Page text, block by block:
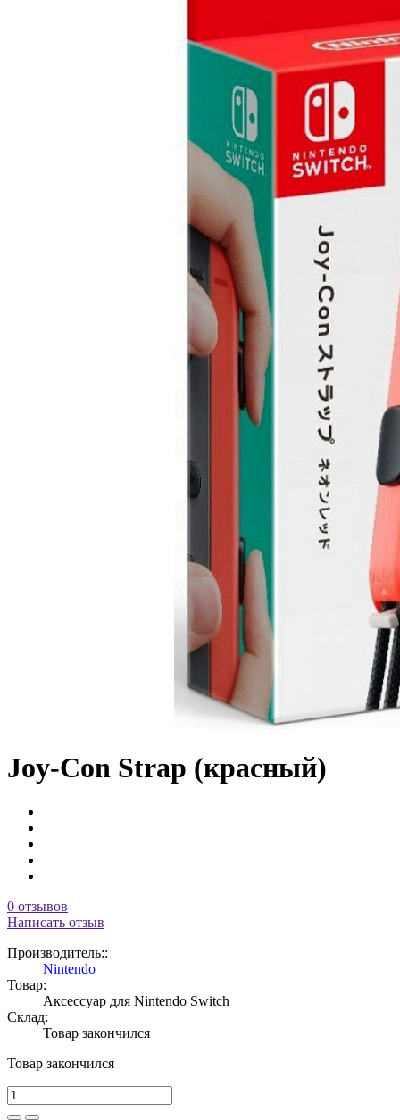
Joy-Con Strap (красный)
0 отзывов
Написать отзыв
Производитель::
Nintendo
Товар:
Аксессуар для Nintendo Switch
Склад:
Товар закончился
Товар закончился